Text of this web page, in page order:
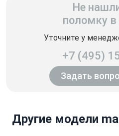
Не
поломку в
Уточните у
+7 (495)
Задать
Другие модели